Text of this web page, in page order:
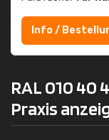
Info /
RAL 010 40
Praxis